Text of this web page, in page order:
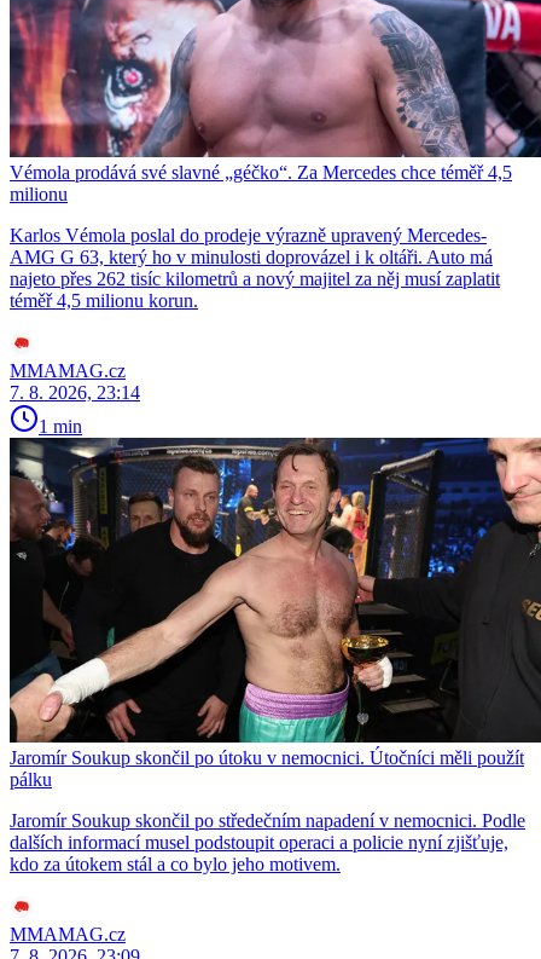
Vémola prodává své slavné „géčko“. Za Mercedes chce téměř 4,5
milionu
Karlos Vémola poslal do prodeje výrazně upravený Mercedes-
AMG G 63, který ho v minulosti doprovázel i k oltáři. Auto má
najeto přes 262 tisíc kilometrů a nový majitel za něj musí zaplatit
téměř 4,5 milionu korun.
MMAMAG.cz
7. 8. 2026, 23:14
1 min
Jaromír Soukup skončil po útoku v nemocnici. Útočníci měli použít
pálku
Jaromír Soukup skončil po středečním napadení v nemocnici. Podle
dalších informací musel podstoupit operaci a policie nyní zjišťuje,
kdo za útokem stál a co bylo jeho motivem.
MMAMAG.cz